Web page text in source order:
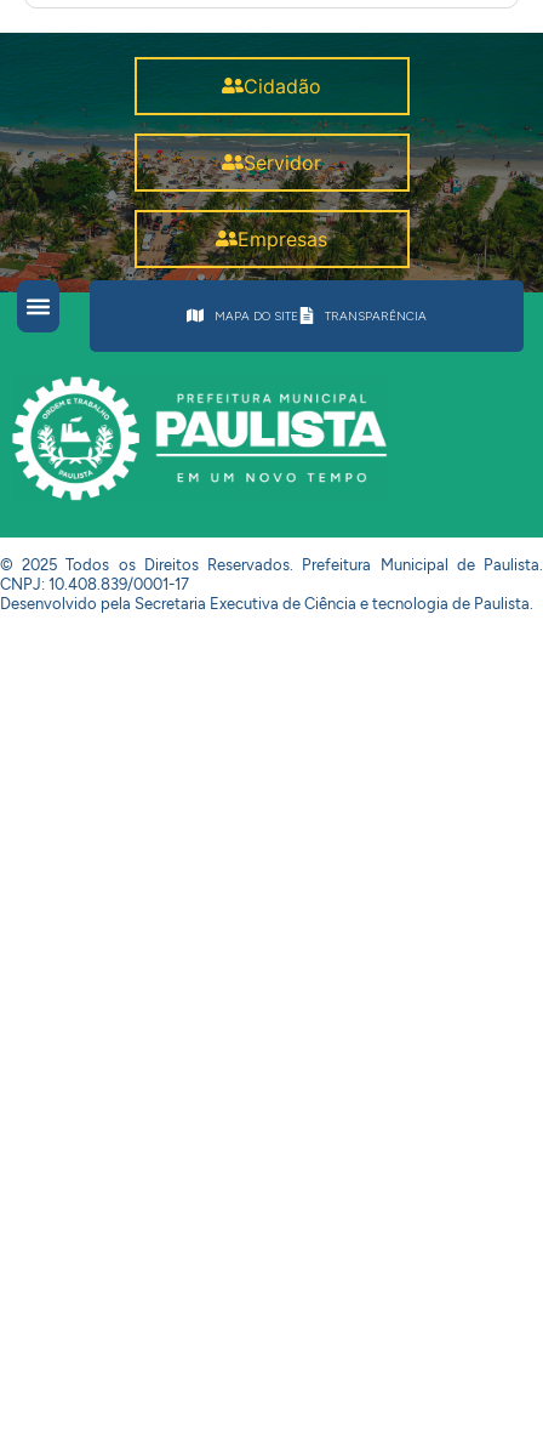
Cidadão
Servidor
Empresas
MAPA DO SITE TRANSPARÊNCIA
© 2025 Todos os Direitos Reservados. Prefeitura Municipal de Paulista.
CNPJ: 10.408.839/0001-17
Desenvolvido pela Secretaria Executiva de Ciência e tecnologia de Paulista.